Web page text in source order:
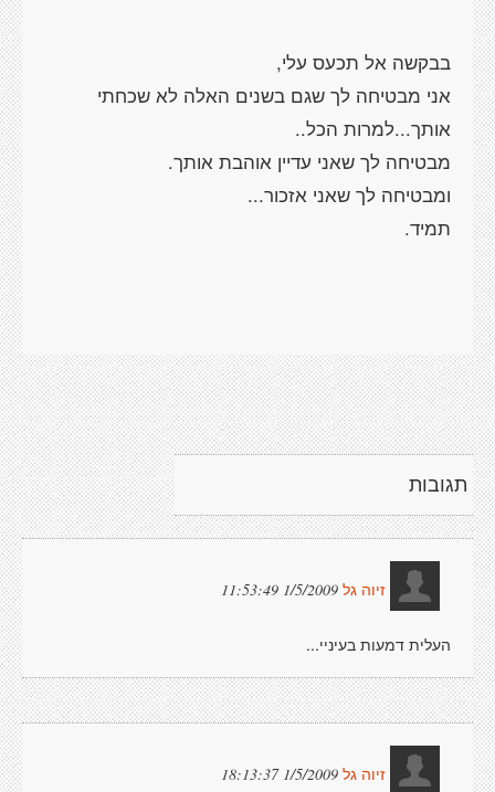
בבקשה אל תכעס עלי,
אני מבטיחה לך שגם בשנים האלה לא שכחתי
אותך...למרות הכל..
מבטיחה לך שאני עדיין אוהבת אותך.
ומבטיחה לך שאני אזכור...
תמיד.
תגובות
זיוה גל 1/5/2009 11:53:49
העלית דמעות בעיניי...
זיוה גל 1/5/2009 18:13:37